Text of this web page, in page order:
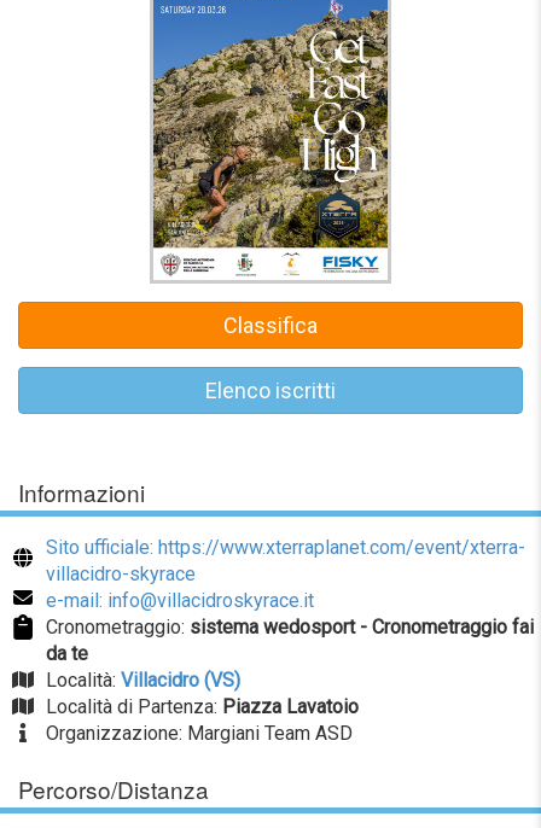
Informazioni
Sito ufficiale: https://www.xterraplanet.com/event/xterra-
villacidro-skyrace
e-mail: info@villacidroskyrace.it
Cronometraggio: sistema wedosport - Cronometraggio fai
da te
Località: Villacidro (VS)
Località di Partenza: Piazza Lavatoio
Organizzazione: Margiani Team ASD
Percorso/Distanza
Classifica
Elenco iscritti